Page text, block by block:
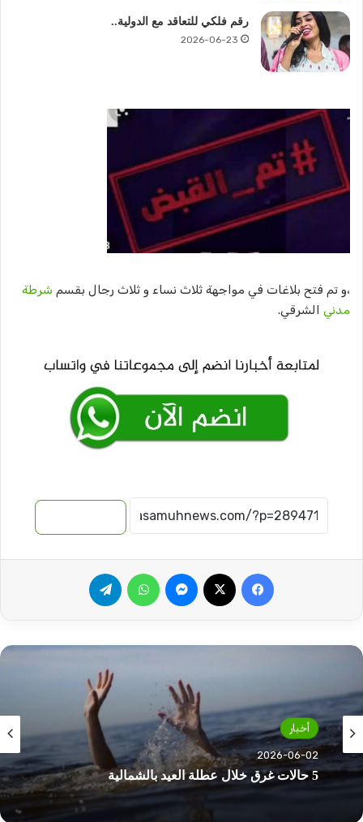
رقم فلكي للتعاقد مع الدولية..
2026-06-23
،و تم فتح بلاغات في مواجهة ثلاث نساء و ثلاث رجال بقسم شرطة
مدني الشرقي.
فيسبوك ماسنجر واتساب
أخبار
2026-06-02
5 حالات غرق خلال عطلة العيد بالشمالية